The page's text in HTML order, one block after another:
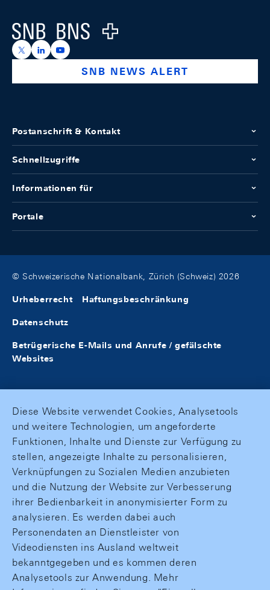
Logo
https://x.com/snb_bns
https://ch.linkedin.com/company/swiss-national-
https://www.youtube.com/@swissnationalbank
SNB NEWS ALERT
Postanschrift & Kontakt
Schnellzugriffe
Informationen für
Portale
© Schweizerische Nationalbank, Zürich (Schweiz) 2026
Urheberrecht Haftungsbeschränkung
Datenschutz
Betrügerische E-Mails und Anrufe / gefälschte
Websites
Diese Website verwendet Cookies, Analysetools
und weitere Technologien, um angeforderte
Funktionen, Inhalte und Dienste zur Verfügung zu
stellen, angezeigte Inhalte zu personalisieren,
Verknüpfungen zu Sozialen Medien anzubieten
und die Nutzung der Website zur Verbesserung
ihrer Bedienbarkeit in anonymisierter Form zu
analysieren. Es werden dabei auch
Personendaten an Dienstleister von
Videodiensten ins Ausland weltweit
bekanntgegeben und es kommen deren
Analysetools zur Anwendung. Mehr